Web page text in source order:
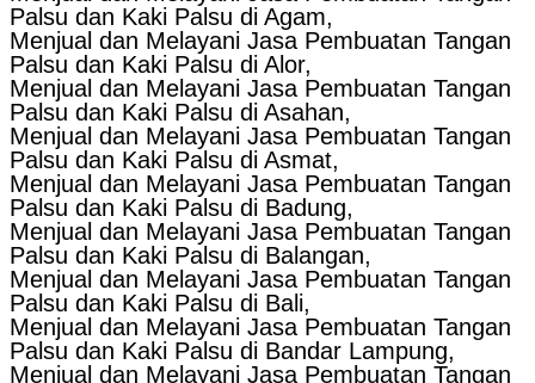
Palsu dan Kaki Palsu di Agam,
Menjual dan Melayani Jasa Pembuatan Tangan
Palsu dan Kaki Palsu di Alor,
Menjual dan Melayani Jasa Pembuatan Tangan
Palsu dan Kaki Palsu di Asahan,
Menjual dan Melayani Jasa Pembuatan Tangan
Palsu dan Kaki Palsu di Asmat,
Menjual dan Melayani Jasa Pembuatan Tangan
Palsu dan Kaki Palsu di Badung,
Menjual dan Melayani Jasa Pembuatan Tangan
Palsu dan Kaki Palsu di Balangan,
Menjual dan Melayani Jasa Pembuatan Tangan
Palsu dan Kaki Palsu di Bali,
Menjual dan Melayani Jasa Pembuatan Tangan
Palsu dan Kaki Palsu di Bandar Lampung,
Menjual dan Melayani Jasa Pembuatan Tangan